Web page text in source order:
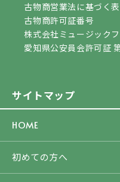
サイトマップ
HOME
初めての方へ
古物商営業法に基づく
古物商許可証番号
株式会社ミュージック
愛知県公安員会許可証